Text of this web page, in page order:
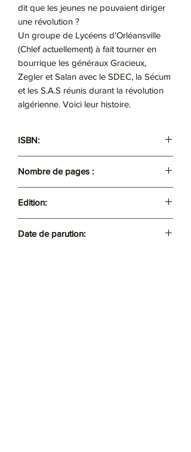
dit que les jeunes ne pouvaient diriger
une révolution ?
Un groupe de Lycéens d'Orléansville
(Chlef actuellement) à fait tourner en
bourrique les généraux Gracieux,
Zegler et Salan avec le SDEC, la Sécum
et les S.A.S réunis durant la révolution
algérienne. Voici leur histoire.
ISBN:
Nombre de pages :
Edition:
Date de parution: